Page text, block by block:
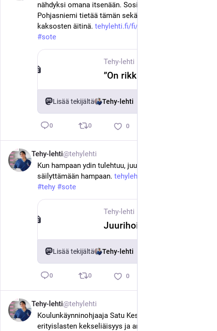
nähdyksi omana itsenään. Sosionomi Tuuli
Pohjasniemi tietää tämän sekä kaksosena että
kaksosten äitinä. tehylehti.fi/fi/ihmiset/rikkau
#sote
Tehy-lehti
Lisää tekijältä Tehy-lehti
0 0 0
Tehy-lehti@tehylehti
Kun hampaan ydin tulehtuu, juurihoito auttaa
säilyttämään hampaan. tehylehti.fi/fi/hyvinvointi/ju
#tehy #sote
Tehy-lehti
Lisää tekijältä Tehy-lehti
0 0 0
Tehy-lehti@tehylehti
Koulunkäynninohjaaja Satu Keskitaloa kiehtovat
erityislasten kekseliäisyys ja arvoituksellisuus.